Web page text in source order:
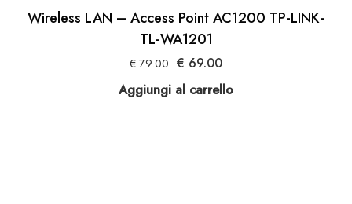
Wireless LAN – Access Point AC1200 TP-LINK-
TL-WA1201
€79.00 Il
prezzo
originale
€ 69.00Il
prezzo
attuale
Aggiungi al carrello